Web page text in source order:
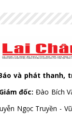
và phát thanh,
Giám đốc: Đào Bích
Ngọc Truyền -